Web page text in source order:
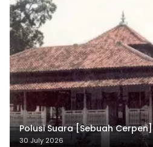
Polusi Suara [Sebuah Cerpen]
30 July 2026